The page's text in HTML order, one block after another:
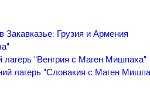
Закавказье: Грузия и Армения
лагерь “Венгрия с Маген Мишпаха”
лагерь “Словакия с Маген